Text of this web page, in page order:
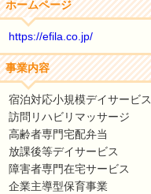
ホームページ
https://efila.co.jp/
事業内容
宿泊対応小規模デイサービス
訪問リハビリマッサージ
高齢者専門宅配弁当
放課後等デイサービス
障害者専門在宅サービス
企業主導型保育事業